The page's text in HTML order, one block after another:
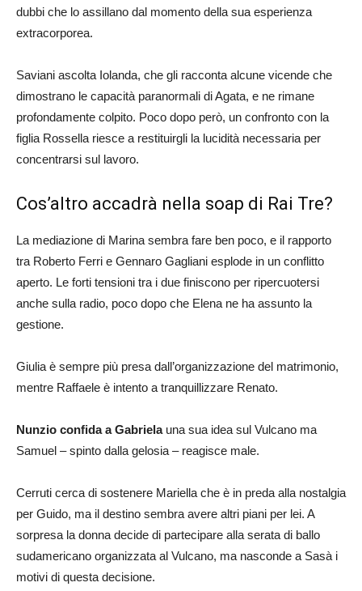
dubbi che lo assillano dal momento della sua esperienza
extracorporea.
Saviani ascolta Iolanda, che gli racconta alcune vicende che
dimostrano le capacità paranormali di Agata, e ne rimane
profondamente colpito. Poco dopo però, un confronto con la
figlia Rossella riesce a restituirgli la lucidità necessaria per
concentrarsi sul lavoro.
Cos’altro accadrà nella soap di Rai Tre?
La mediazione di Marina sembra fare ben poco, e il rapporto
tra Roberto Ferri e Gennaro Gagliani esplode in un conflitto
aperto. Le forti tensioni tra i due finiscono per ripercuotersi
anche sulla radio, poco dopo che Elena ne ha assunto la
gestione.
Giulia è sempre più presa dall’organizzazione del matrimonio,
mentre Raffaele è intento a tranquillizzare Renato.
Nunzio confida a Gabrielauna sua idea sul Vulcano ma
Samuel – spinto dalla gelosia – reagisce male.
Cerruti cerca di sostenere Mariella che è in preda alla nostalgia
per Guido, ma il destino sembra avere altri piani per lei. A
sorpresa la donna decide di partecipare alla serata di ballo
sudamericano organizzata al Vulcano, ma nasconde a Sasà i
motivi di questa decisione.